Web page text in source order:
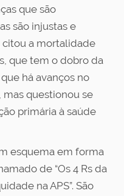
que são
são injustas e
citou a mortalidade
que tem o dobro da
há avanços no
questionou se
primária à saúde
esquema em forma
de “Os 4 Rs da
na APS”. São